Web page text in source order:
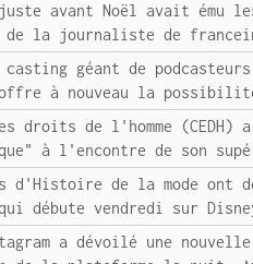
avant Noël avait ému
de la journaliste de
géant de
à nouveau la
droits de l'homme
à l'encontre de son
de la mode ont
débute vendredi sur
a dévoilé une